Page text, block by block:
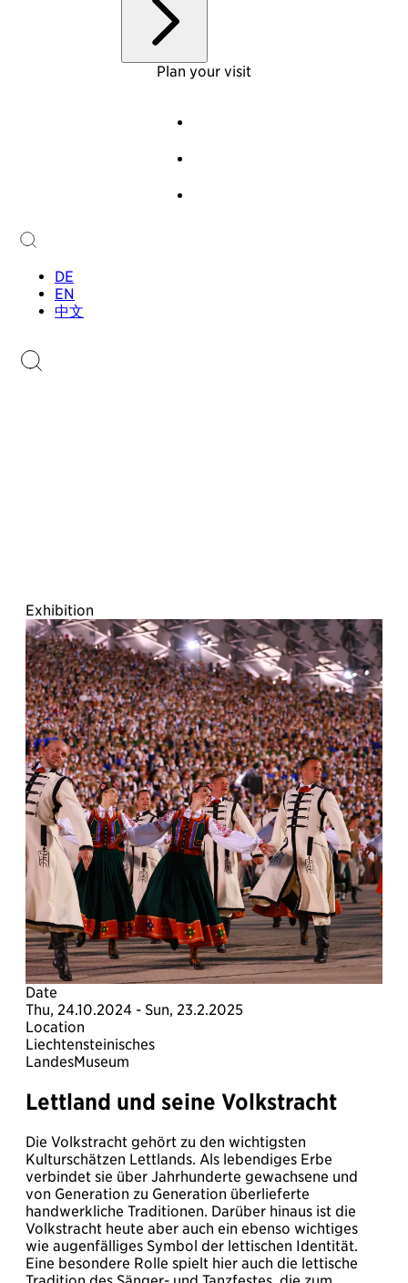
MuseumShop
OnlineShop
CastleCafé
Current Exhibitions
Future Exhibitions
Past Exhibitions
Virtual Tour
Events
Audioguide
About Us
Team
Newsletter
Plan your visit
DE
EN
中文
Exhibition
Date
Thu, 24.10.2024 - Sun, 23.2.2025
Location
Liechtensteinisches
LandesMuseum
Lettland und seine Volkstracht
Die Volkstracht gehört zu den wichtigsten
Kulturschätzen Lettlands. Als lebendiges Erbe
verbindet sie über Jahrhunderte gewachsene und
von Generation zu Generation überlieferte
handwerkliche Traditionen. Darüber hinaus ist die
Volkstracht heute aber auch ein ebenso wichtiges
wie augenfälliges Symbol der lettischen Identität.
Eine besondere Rolle spielt hier auch die lettische